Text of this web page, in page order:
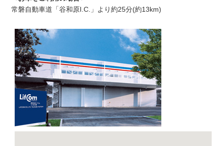
常磐自動車道「谷和原I.C.」より約25分(約13km)